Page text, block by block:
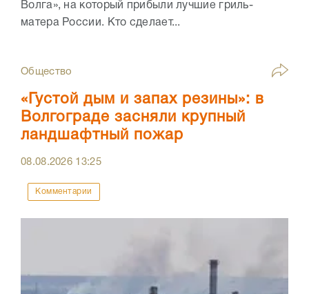
Волга», на который прибыли лучшие гриль-
матера России. Кто сделает...
Общество
«Густой дым и запах резины»: в
Волгограде засняли крупный
ландшафтный пожар
08.08.2026 13:25
Комментарии